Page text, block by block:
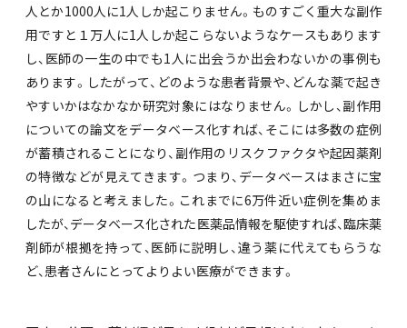
人とか1000人に1人しか起こりません。ものすごく重大な副作
用ですと１万人に1人しか起こらないようなケースもあります
し、医師の一生の中でも1人に出会うか出会わないかの事例も
あります。したがって、どのような患者背景や、どんな薬で起き
やすいかはなかなか研究対象にはなりません。しかし、副作用
についての論文をデータベース化すれば、そこには多数の症例
が蓄積されることになり、副作用のリスクファクタや起因薬剤
の特徴などが見えてきます。つまり、データベースはまさに宝
の山になると考えました。これまでに6万件近い症例を集めま
したが、データベース化された医薬品情報を駆使すれば、臨床薬
剤師が根拠を持って、医師に説明し、違う薬に代えてもらうな
ど、患者さんにとってよりよい医療ができます。